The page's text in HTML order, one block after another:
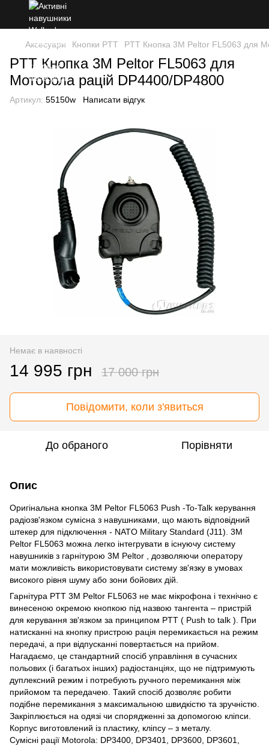
Аксесуари Кнопки PTT PTT Кнопка 3M Peltor FL5063 для
PTT Кнопка 3M Peltor FL5063 для
Моторола рацій DP4400/DP4800
Артикул: 55150w Написати відгук
Немає в наявності
14 995 грн 17 000 грн
Повідомити, коли з'явиться
До обраного Порівняти
Опис
Оригінальна кнопка 3M Peltor FL5063 Push -To-Talk керування
радіозв'язком сумісна з навушниками, що мають відповідний
штекер для підключення - NATO Military Standard (J11). 3M
Peltor FL5063 можна легко інтегрувати в існуючу систему
навушників з гарнітурою 3M Peltor , дозволяючи оператору
мати можливість використовувати систему зв'язку в умовах
високого рівня шуму або зони бойових дій.
Гарнітура PTT 3M Peltor FL5063 не має мікрофона і технічно є
винесеною окремою кнопкою під назвою тангента – пристрій
для керування зв'язком за принципом PTT ( Push to talk ). При
натисканні на кнопку пристрою рація перемикається на режим
передачі, а при відпусканні повертається на прийом.
Нагадаємо, це стандартний спосіб управління в сучасних
польових (і багатьох інших) радіостанціях, що не підтримують
дуплексний режим і потребують ручного перемикання між
прийомом та передачею. Такий спосіб дозволяє робити
подібне перемикання з максимальною швидкістю та зручністю.
Закріплюється на одязі чи спорядженні за допомогою кліпси.
Корпус виготовлений із пластику, кліпсу – з металу.
Сумісні рації Motorola: DP3400, DP3401, DP3600, DP3601,